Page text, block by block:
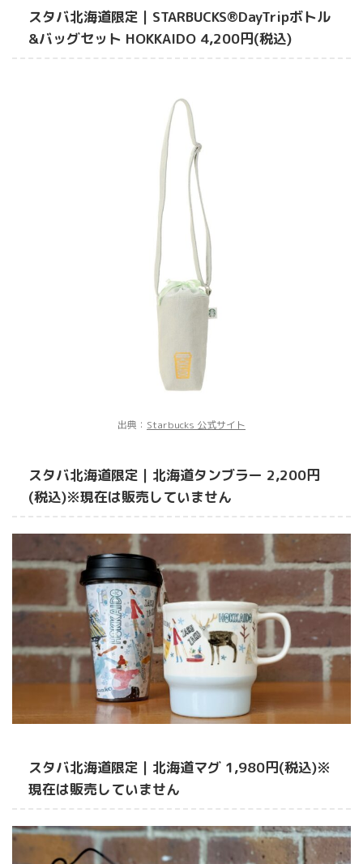
スタバ北海道限定｜STARBUCKS®DayTripボトル
&バッグセット HOKKAIDO 4,200円(税込)
出典： Starbucks 公式サイト
スタバ北海道限定｜北海道タンブラー 2,200円
(税込)※現在は販売していません
スタバ北海道限定｜北海道マグ 1,980円(税込)※
現在は販売していません